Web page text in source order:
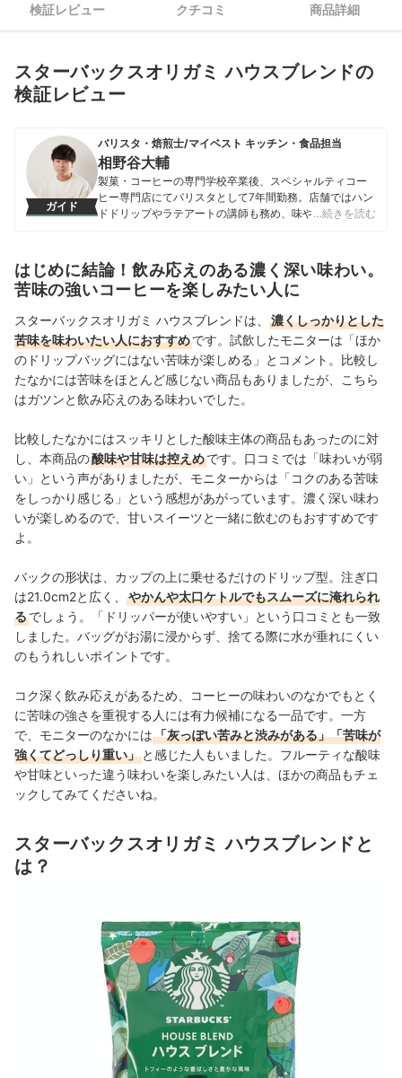
検証レビュー クチコミ 商品詳細
スターバックスオリガミ ハウスブレンドの
検証レビュー
ガイド
バリスタ・焙煎士/マイベスト キッチン・食品担当
相野谷大輔
製菓・コーヒーの専門学校卒業後、スペシャルティコー
ヒー専門店にてバリスタとして7年間勤務。店舗ではハン
ドドリップやラテアートの講師も務め、味や香りへの繊
調理器具やキッチン雑貨、食品・ドリンク、ギフトアイ
テムなど、食まわり全般の商材の比較検証を担当。「ユ
ーザーの立場に立って考える」をモットーに、日々の業
在も現場に立ち、実体験に基づいたリアルなレビューを
届けている。
相野谷大輔のプロフィール
…続きを読む
はじめに結論！飲み応えのある濃く深い味わい。
苦味の強いコーヒーを楽しみたい人に
スターバックスオリガミ ハウスブレンドは、
濃くしっかりとした
苦味を味わいたい人におすすめです。試飲したモニターは「ほか
のドリップバッグにはない苦味が楽しめる 」とコメント。比較し
たなかには苦味をほとんど感じない商品もありましたが、こちら
はガツンと飲み応えのある味わいでした。
比較したなかにはスッキリとした酸味主体の商品もあったのに対
し、本商品の酸味や甘味は控えめです。口コミでは「味わいが弱
い」という声がありましたが、モニターからは「コクのある苦味
をしっかり感じる」という感想があがっています。濃く深い味わ
いが楽しめるので、甘いスイーツと一緒に飲むのもおすすめです
よ。
バックの形状は、カップの上に乗せるだけのドリップ型。注ぎ口
は21.0cm2と広く、
やかんや太口ケトルでもスムーズに淹れられ
るでしょう。「ドリッパーが使いやすい」という口コミとも一致
しました。バッグがお湯に浸からず、捨てる際に水が垂れにくい
のもうれしいポイントです。
コク深く飲み応えがあるため、コーヒーの味わいのなかでもとく
に苦味の強さを重視する人には有力候補になる一品です。一方
で、モニターのなかには「灰っぽい苦みと渋みがある」「苦味が
強くてどっしり重い」 と感じた人もいました。フルーティな酸味
や甘味といった違う味わいを楽しみたい人は、ほかの商品もチェ
ックしてみてくださいね。
スターバックスオリガミ ハウスブレンドと
は？